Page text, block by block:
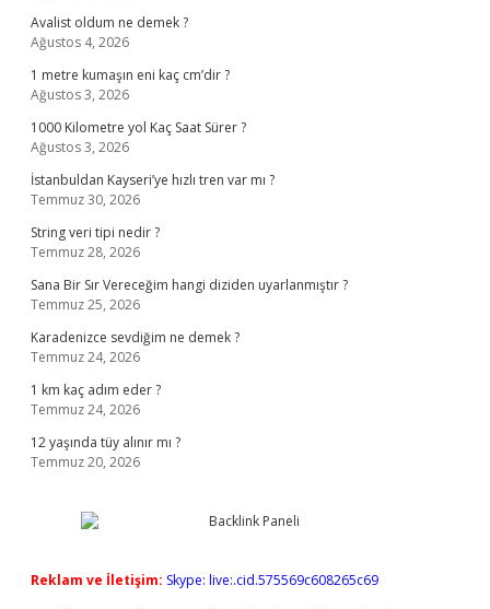
Avalist oldum ne demek ?
Ağustos 4, 2026
1 metre kumaşın eni kaç cm’dir ?
Ağustos 3, 2026
1000 Kilometre yol Kaç Saat Sürer ?
Ağustos 3, 2026
İstanbuldan Kayseri’ye hızlı tren var mı ?
Temmuz 30, 2026
String veri tipi nedir ?
Temmuz 28, 2026
Sana Bir Sır Vereceğim hangi diziden uyarlanmıştır ?
Temmuz 25, 2026
Karadenizce sevdiğim ne demek ?
Temmuz 24, 2026
1 km kaç adım eder ?
Temmuz 24, 2026
12 yaşında tüy alınır mı ?
Temmuz 20, 2026
Reklam ve İletişim: Skype: live:.cid.575569c608265c69